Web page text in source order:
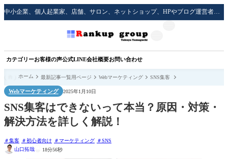
中小企業、個人起業家、店舗、サロン、ネットショップ、HPやブログ運営者のための実践的な集客方法をサポート！
カテゴリーお客様の声公式LINE会社概要お問い合わせ
ホーム 最新記事一覧用ページ Webマーケティング SNS集客
Webマーケティング 2025年1月10日
SNS集客はできないって本当？原因・対策・
解決方法を詳しく解説！
集客 初心者向け マーケティング
SNS
山口拓哉
18分56秒